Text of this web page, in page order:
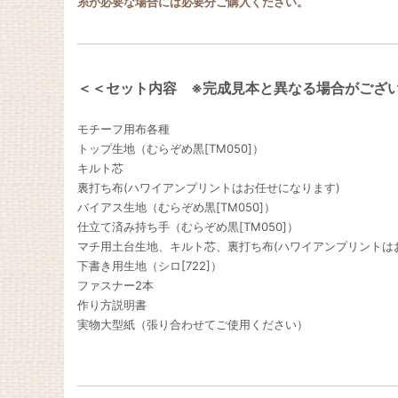
＜＜セット内容 ※完成見本と異なる場合がござ
モチーフ用布各種
トップ生地（むらぞめ黒[TM050]）
キルト芯
裏打ち布(ハワイアンプリントはお任せになります)
バイアス生地（むらぞめ黒[TM050]）
仕立て済み持ち手（むらぞめ黒[TM050]）
マチ用土台生地、キルト芯、裏打ち布(ハワイアンプリントは
下書き用生地（シロ[722]）
ファスナー2本
作り方説明書
実物大型紙（張り合わせてご使用ください）